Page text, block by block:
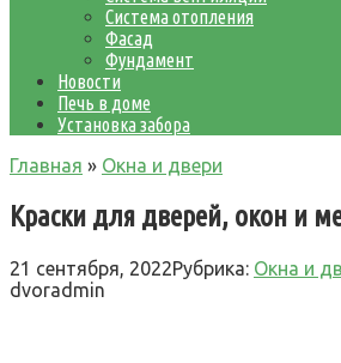
Система отопления
Фасад
Фундамент
Новости
Печь в доме
Установка забора
Главная » Окна и двери
Краски для дверей, окон и
21 сентября, 2022Рубрика: Окна и
dvoradmin